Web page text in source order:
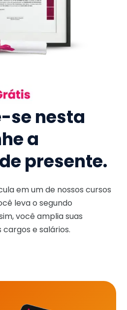
se nesta
a
presente.
em um de nossos cursos
leva o segundo
você amplia suas
e salários.